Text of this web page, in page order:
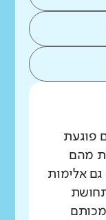
פוגעת
מהם
אלימות